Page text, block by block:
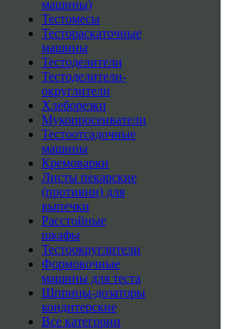
машины)
Тестомесы
Тестораскаточные
машины
Тестоделители
Тестоделители-
округлители
Хлеборезки
Мукопросеиватели
Тестоотсадочные
машины
Кремоварки
Листы пекарские
(противни) для
выпечки
Расстойные
шкафы
Тестоокруглители
Формовочные
машины для теста
Шприцы-дозаторы
кондитерские
Все категории